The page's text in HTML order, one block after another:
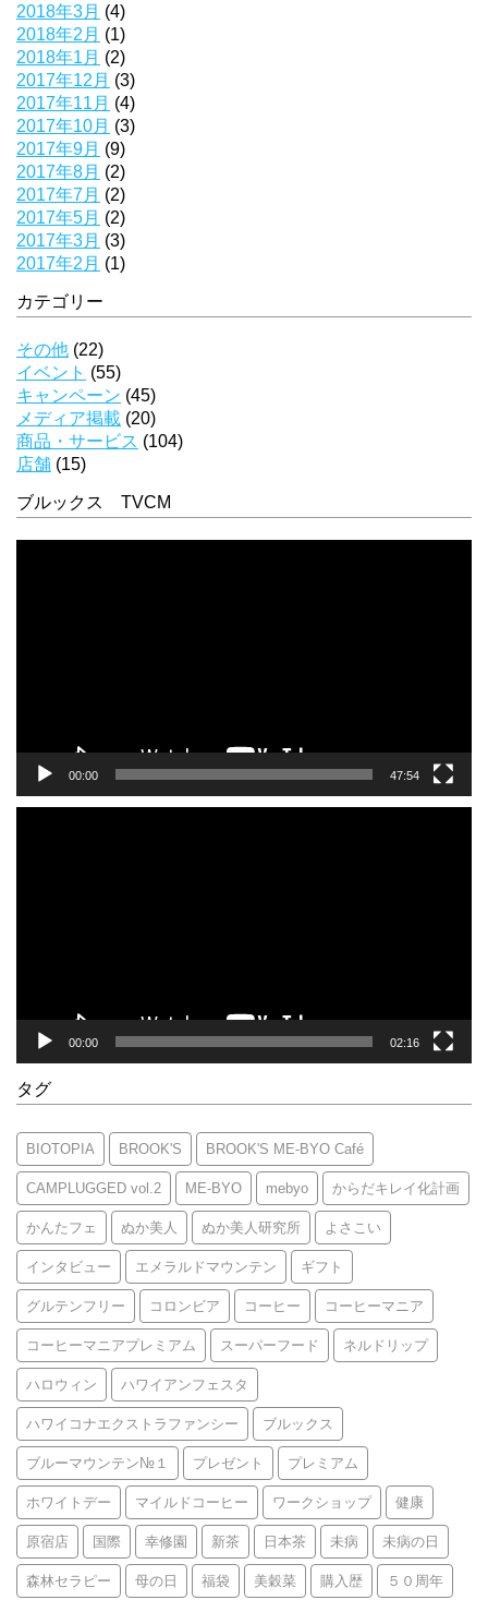
2018年3月 (4)
2018年2月 (1)
2018年1月 (2)
2017年12月 (3)
2017年11月 (4)
2017年10月 (3)
2017年9月 (9)
2017年8月 (2)
2017年7月 (2)
2017年5月 (2)
2017年3月 (3)
2017年2月 (1)
カテゴリー
その他 (22)
イベント (55)
キャンペーン (45)
メディア掲載 (20)
商品・サービス (104)
店舗 (15)
ブルックス TVCM
00:00 47:54
00:00 02:16
タグ
BIOTOPIA BROOK'S BROOK'S ME-BYO Café
CAMPLUGGED vol.2 ME-BYO mebyo からだキレイ化計画
かんたフェ ぬか美人 ぬか美人研究所 よさこい
インタビュー エメラルドマウンテン ギフト
グルテンフリー コロンビア コーヒー コーヒーマニア
コーヒーマニアプレミアム スーパーフード ネルドリップ
ハロウィン ハワイアンフェスタ
ハワイコナエクストラファンシー ブルックス
ブルーマウンテン№１ プレゼント プレミアム
ホワイトデー マイルドコーヒー ワークショップ 健康
原宿店 国際 幸修園 新茶 日本茶 未病 未病の日
森林セラピー 母の日 福袋 美穀菜 購入歴 ５０周年